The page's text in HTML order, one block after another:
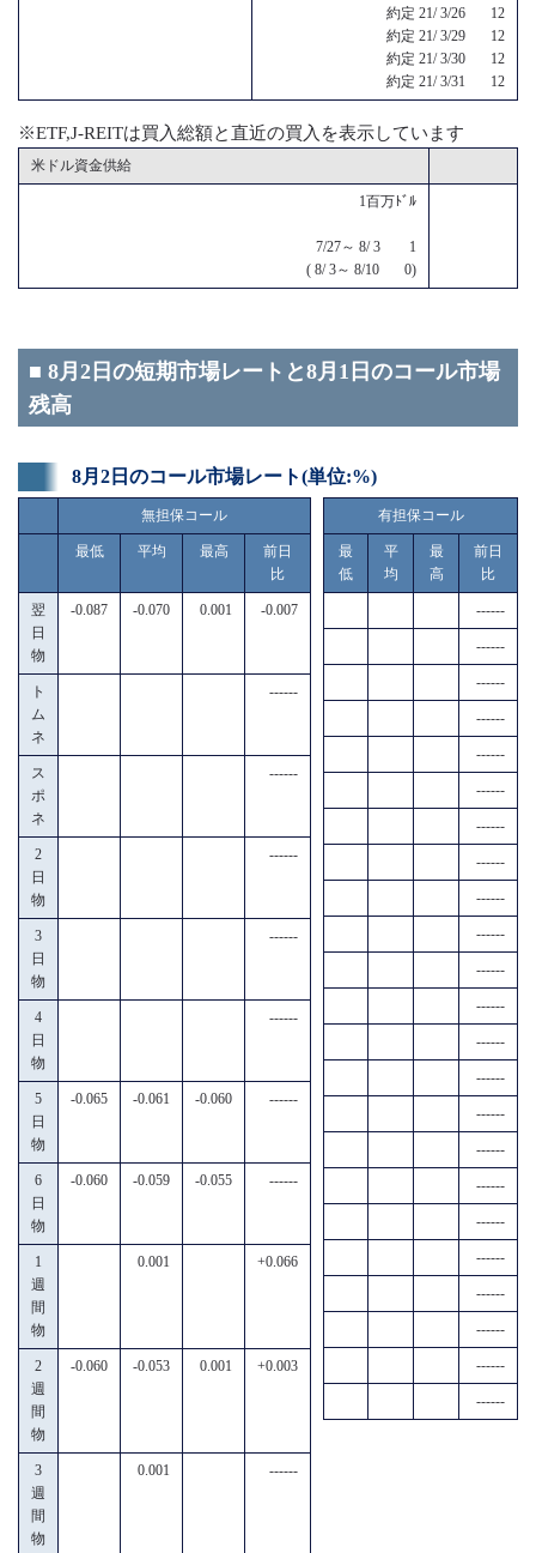
約定 21/ 3/26 12
約定 21/ 3/29 12
約定 21/ 3/30 12
約定 21/ 3/31 12
※ETF,J-REITは買入総額と直近の買入を表示しています
米ドル資金供給
1百万ﾄﾞﾙ
7/27～ 8/ 3 1
( 8/ 3～ 8/10 0)
■ 8月2日の短期市場レートと8月1日のコール市場
残高
8月2日のコール市場レート(単位:%)
無担保コール
最低 平均 最高
前日
比
翌
日
物
-0.087 -0.070 0.001 -0.007
ト
ム
ネ
------
ス
ポ
ネ
------
2
日
物
------
3
日
物
------
4
日
物
------
5
日
物
-0.065 -0.061 -0.060 ------
6
日
物
-0.060 -0.059 -0.055 ------
1
週
間
物
0.001 +0.066
2
週
間
物
-0.060 -0.053 0.001 +0.003
3
週
間
物
0.001 ------
有担保コール
最
低
平
均
最
高
前日
比
------
------
------
------
------
------
------
------
------
------
------
------
------
------
------
------
------
------
------
------
------
------
------